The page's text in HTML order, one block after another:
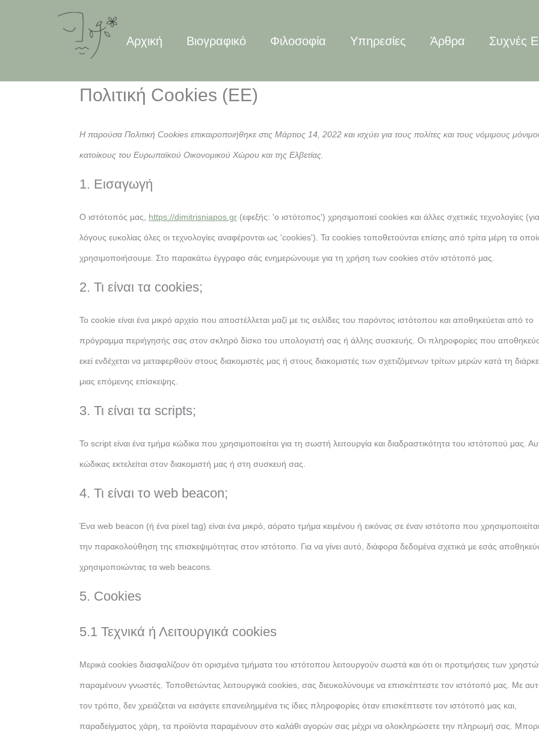
Αρχική Βιογραφικό Φιλοσοφία Υπηρεσίες Άρθρα Συχνές
Πολιτική Cookies (ΕΕ)
Η παρούσα Πολιτική Cookies επικαιροποιήθηκε στις Μάρτιος 14, 2022 και ισχύει για τους πολίτες και τους νόμιμους
κατοίκους του Ευρωπαϊκού Οικονομικού Χώρου και της Ελβετίας.
1. Εισαγωγή
Ο ιστότοπός μας, https://dimitrisniapos.gr (εφεξής: 'ο ιστότοπος') χρησιμοποιεί cookies και άλλες σχετικές τεχνολογίες (για
λόγους ευκολίας όλες οι τεχνολογίες αναφέρονται ως 'cookies'). Τα cookies τοποθετούνται επίσης από τρίτα μέρη τα
χρησιμοποιήσουμε. Στο παρακάτω έγγραφο σάς ενημερώνουμε για τη χρήση των cookies στόν ιστότοπό μας.
2. Τι είναι τα cookies;
Το cookie είναι ένα μικρό αρχείο που αποστέλλεται μαζί με τις σελίδες του παρόντος ιστότοπου και αποθηκεύεται από το
πρόγραμμα περιήγησής σας στον σκληρό δίσκο του υπολογιστή σας ή άλλης συσκευής. Οι πληροφορίες που
εκεί ενδέχεται να μεταφερθούν στους διακομιστές μας ή στους διακομιστές των σχετιζόμενων τρίτων μερών κατά τη
μιας επόμενης επίσκεψης.
3. Τι είναι τα scripts;
Το script είναι ένα τμήμα κώδικα που χρησιμοποιείται για τη σωστή λειτουργία και διαδραστικότητα του ιστότοπού μας.
κώδικας εκτελείται στον διακομιστή μας ή στη συσκευή σας.
4. Τι είναι το web beacon;
Ένα web beacon (ή ένα pixel tag) είναι ένα μικρό, αόρατο τμήμα κειμένου ή εικόνας σε έναν ιστότοπο που
την παρακολούθηση της επισκεψιμότητας στον ιστότοπο. Για να γίνει αυτό, διάφορα δεδομένα σχετικά με εσάς
χρησιμοποιώντας τα web beacons.
5. Cookies
5.1 Τεχνικά ή Λειτουργικά cookies
Μερικά cookies διασφαλίζουν ότι ορισμένα τμήματα του ιστότοπου λειτουργούν σωστά και ότι οι προτιμήσεις των
παραμένουν γνωστές. Τοποθετώντας λειτουργικά cookies, σας διευκολύνουμε να επισκέπτεστε τον ιστότοπό μας. Με
τον τρόπο, δεν χρειάζεται να εισάγετε επανειλημμένα τις ίδιες πληροφορίες όταν επισκέπτεστε τον ιστότοπό μας και,
παραδείγματος χάρη, τα προϊόντα παραμένουν στο καλάθι αγορών σας μέχρι να ολοκληρώσετε την πληρωμή σας.
fonts
maps